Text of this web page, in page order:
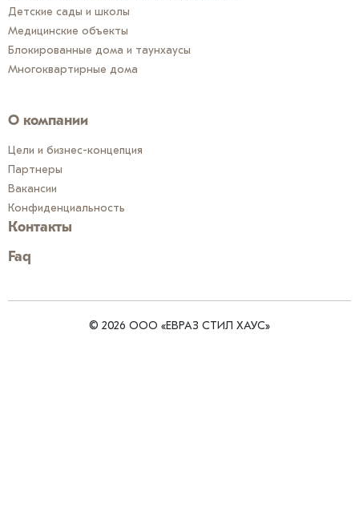
Детские сады и школы
Медицинские объекты
Блокированные дома и таунхаусы
Многоквартирные дома
О компании
Цели и бизнес-концепция
Партнеры
Вакансии
Конфиденциальность
Контакты
Faq
© 2026 ООО «ЕВРАЗ СТИЛ ХАУС»